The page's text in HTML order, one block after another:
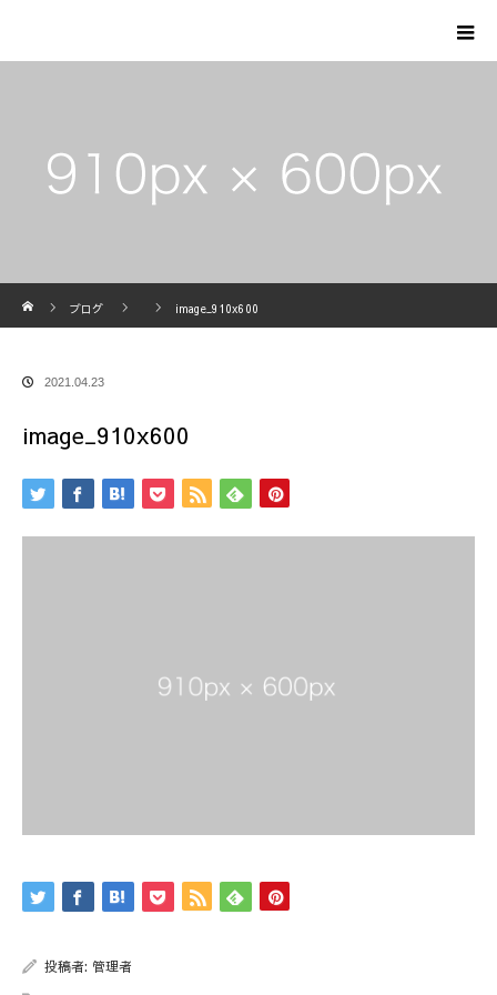
ブログ
image_910x600
2021.04.23
image_910x600
投稿者: 管理者